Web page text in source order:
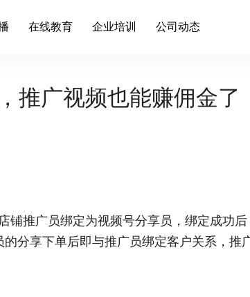
在线教育 企业培训 公司动态
推广视频也能赚佣金了
铺推广员绑定为视频号分享员，绑定成功后
分享下单后即与推广员绑定客户关系，推